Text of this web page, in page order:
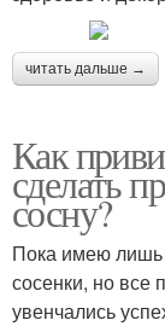
читать дальше →
Как
сделать
сосну?
Пока имею лишь
сосенки, но все
увенчались